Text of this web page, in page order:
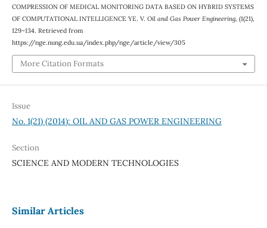
COMPRESSION OF MEDICAL MONITORING DATA BASED ON HYBRID SYSTEMS
OF COMPUTATIONAL INTELLIGENCE YE. V. Oil and Gas Power Engineering, (1(21),
129–134. Retrieved from
https://nge.nung.edu.ua/index.php/nge/article/view/305
More Citation Formats
Issue
No. 1(21) (2014): OIL AND GAS POWER ENGINEERING
Section
SCIENCE AND MODERN TECHNOLOGIES
Similar Articles